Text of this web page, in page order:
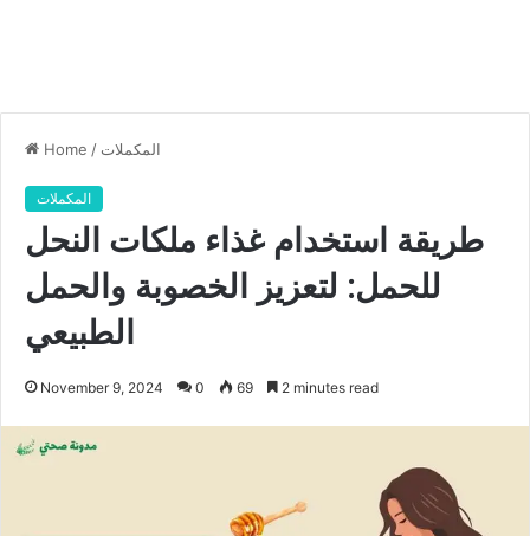
Home / المكملات
المكملات
طريقة استخدام غذاء ملكات النحل
للحمل: لتعزيز الخصوبة والحمل
الطبيعي
November 9, 2024 0 69 2 minutes read